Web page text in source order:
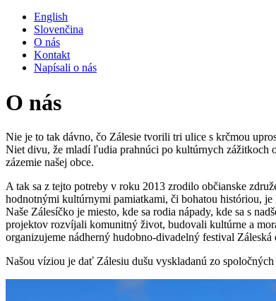
English
Slovenčina
O nás
Kontakt
Napísali o nás
O nás
Nie je to tak dávno, čo Zálesie tvorili tri ulice s krčmou
Niet divu, že mladí ľudia prahnúci po kultúrnych
zázemie našej obce.
A tak sa z tejto potreby v roku 2013 zrodilo občianske
hodnotnými kultúrnymi pamiatkami, či bohatou históriou, je
Naše Zálesíčko je miesto, kde sa rodia nápady, kde sa s
projektov rozvíjali komunitný život, budovali kultúrne a
organizujeme nádherný hudobno-divadelný festival
Našou víziou je dať Zálesiu dušu vyskladanú zo